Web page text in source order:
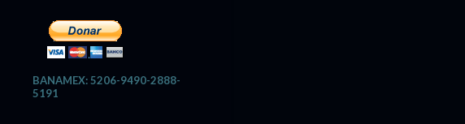
BANAMEX: 5206-9490-2888-
5191